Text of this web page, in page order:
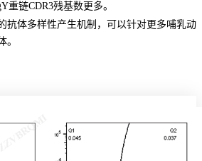
重链CDR3残基数更多。
抗体多样性产生机制，可以针对更多哺乳动
。